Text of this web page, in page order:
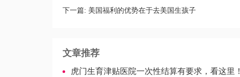
下一篇: 美国福利的优势在于去美国生孩子
文章推荐
虎门生育津贴医院一次性结算有要求，看这里！